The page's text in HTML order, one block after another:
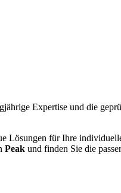
Expertise und die
Lösungen für Ihre
Peak und finden Sie die